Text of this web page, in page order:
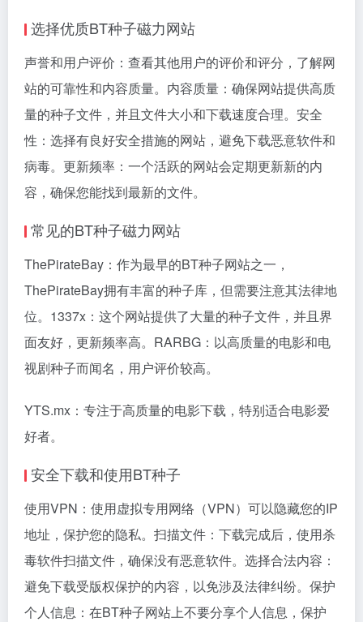
选择优质BT种子磁力网站
声誉和用户评价：查看其他用户的评价和评分，了解网
站的可靠性和内容质量。内容质量：确保网站提供高质
量的种子文件，并且文件大小和下载速度合理。安全
性：选择有良好安全措施的网站，避免下载恶意软件和
病毒。更新频率：一个活跃的网站会定期更新新的内
容，确保您能找到最新的文件。
常见的BT种子磁力网站
ThePirateBay：作为最早的BT种子网站之一，
ThePirateBay拥有丰富的种子库，但需要注意其法律地
位。1337x：这个网站提供了大量的种子文件，并且界
面友好，更新频率高。RARBG：以高质量的电影和电
视剧种子而闻名，用户评价较高。
YTS.mx：专注于高质量的电影下载，特别适合电影爱
好者。
安全下载和使用BT种子
使用VPN：使用虚拟专用网络（VPN）可以隐藏您的IP
地址，保护您的隐私。扫描文件：下载完成后，使用杀
毒软件扫描文件，确保没有恶意软件。选择合法内容：
避免下载受版权保护的内容，以免涉及法律纠纷。保护
个人信息：在BT种子网站上不要分享个人信息，保护